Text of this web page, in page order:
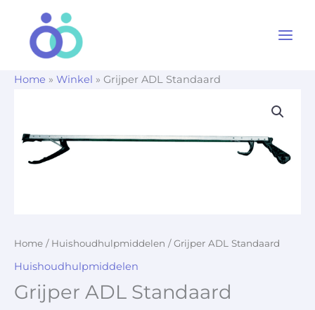
Home » Winkel » Grijper ADL Standaard
Home / Huishoudhulpmiddelen / Grijper ADL Standaard
Huishoudhulpmiddelen
Grijper ADL Standaard